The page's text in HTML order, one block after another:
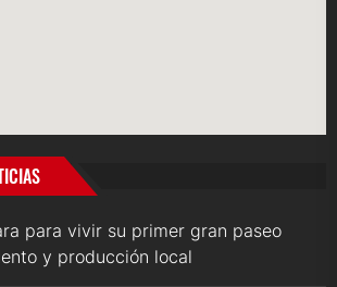
para vivir su primer gran paseo
y producción local